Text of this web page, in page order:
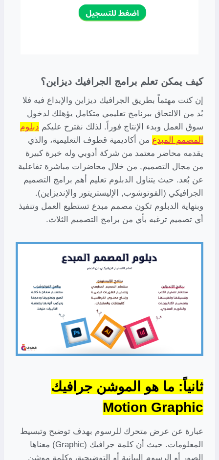
كيف يمكن تعلم برامج الجرافيك ديزاين؟
إن كنت مهتماً بطريق الجرافيك ديزاين والإبداع فيه فلا
بُد من الالتحاق ببرنامج تعليمي متكامل يؤهلك لدخول
سوق العمل وبدء الإنتاج فوراً. لذلك نقترح عليكم دبلوم
المصمم المبدع من أكاديمية قطوف التعليمية، والذي
يقدمه محاضر معتمد من شركة أدوبي وله خبرة كبيرة
من مجال التصميم, من خلال محاضرات مباشرة تفاعلية
عن بُعد. حيث يتناول الدبلوم تعليم أهم برامج التصميم
الجرافيكي (الفوتوشوب, الإليستريتور والإنديزاين).
وبنهاية الدبلوم تكون مصمم مبدع تستطيع العمل وتنفيذ
أي تصميم ترغبه بأي من برامج التصميم الثلاث.
ثانياً: ما هو الموشن جرافيك
Motion Graphic
عبارة عن عرض متحرك للرسوم بهدف توضيح وتبسيط
المعلومات. حيث أن كلمة جرافيك (Graphic) معناها
الصور أو الرسوم البيانية أو التوضيحية، وكلمة موشن